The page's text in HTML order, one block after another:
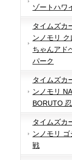
ゾートハワ
タイムズカ
ンノモリ
ちゃんアド
パーク
タイムズカ
ンノモリ
BORUTO
タイムズカ
ンノモリ
戦